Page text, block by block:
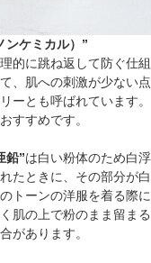
ンケミカル）”
的に跳ね返して防ぐ仕組
、肌への刺激が少ない点
ーとも呼ばれています。
すすめです。
鉛”は白い粉体のため白浮
たときに、その部分が白
トーンの洋服を着る際に
肌の上で粉のまま留まる
があります。